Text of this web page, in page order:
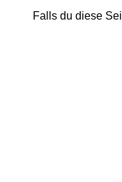
Falls du diese